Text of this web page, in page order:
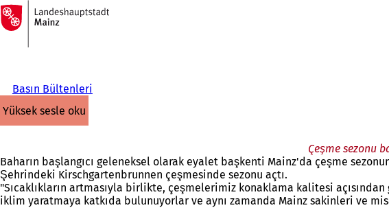
İçeriğe atla
Ana
sayfaya
Basın Bültenleri
yüksek sesle oku
Çeşme sezonu
Baharın başlangıcı geleneksel olarak eyalet başkenti Mainz'da çeşme
Şehrindeki Kirschgartenbrunnen çeşmesinde sezonu açtı.
"Sıcaklıkların artmasıyla birlikte, çeşmelerimiz konaklama kalitesi
iklim yaratmaya katkıda bulunuyorlar ve aynı zamanda Mainz sakinleri ve